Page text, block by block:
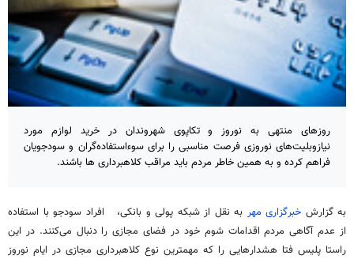
روزهای منتهی به نوروز و تکاپوی شهروندان در خرید لوازم مورد
نیازوبلیت‌های نوروزی فرصت مناسبی را برای سوء‌استفاده‌گران و سودجویان
فراهم کرده و به همین خاطر مردم باید مراقب کلاهبرداری ها باشند.
به گزارش خبرگزاری مهر به نقل از شبکه پولی و بانکی، افراد سودجو با استفاده
از عدم آگاهی مردم اقدامات شوم خود در فضای مجازی را دنبال می‌کنند. در این
راستا پلیس فتا هشدارهایی را که مهمترین نوع کلاهبرداری مجازی در ایام نوروز